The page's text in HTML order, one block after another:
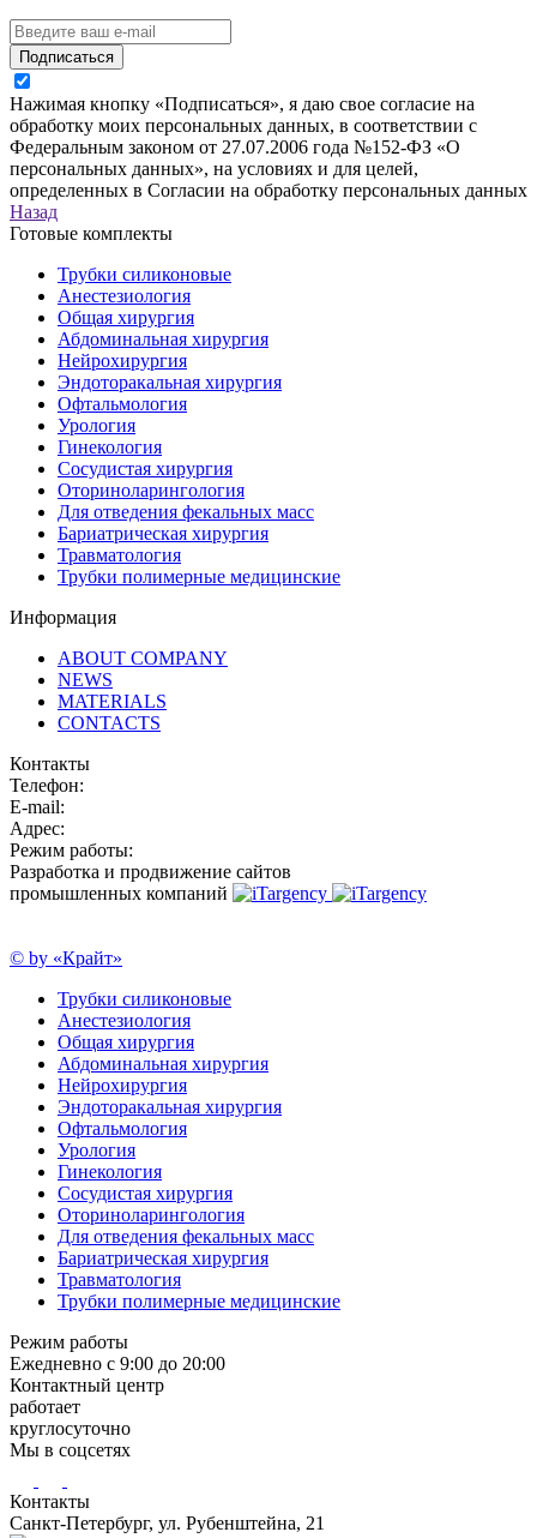
Подписаться
Нажимая кнопку «Подписаться», я даю свое согласие на
обработку моих персональных данных, в соответствии с
Федеральным законом от 27.07.2006 года №152-ФЗ «О
персональных данных», на условиях и для целей,
определенных в Согласии на обработку персональных данных
Назад
Готовые комплекты
Трубки силиконовые
Анестезиология
Общая хирургия
Абдоминальная хирургия
Нейрохирургия
Эндоторакальная хирургия
Офтальмология
Урология
Гинекология
Сосудистая хирургия
Оториноларингология
Для отведения фекальных масс
Бариатрическая хирургия
Травматология
Трубки полимерные медицинские
Информация
ABOUT COMPANY
NEWS
MATERIALS
CONTACTS
Контакты
Телефон:
E-mail:
Адрес:
Режим работы:
Разработка и продвижение сайтов
промышленных компаний
© by «Крайт»
Трубки силиконовые
Анестезиология
Общая хирургия
Абдоминальная хирургия
Нейрохирургия
Эндоторакальная хирургия
Офтальмология
Урология
Гинекология
Сосудистая хирургия
Оториноларингология
Для отведения фекальных масс
Бариатрическая хирургия
Травматология
Трубки полимерные медицинские
Режим работы
Ежедневно с 9:00 до 20:00
Контактный центр
работает
круглосуточно
Мы в соцсетях
Контакты
Санкт-Петербург, ул. Рубенштейна, 21